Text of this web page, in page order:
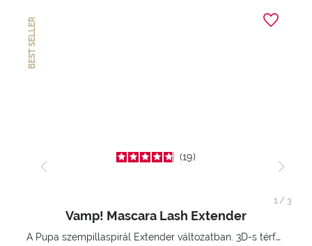
BEST SELLER
19
Vamp! Mascara Lash Extender
A Pupa szempillaspirál Extender változatban. 3D-s térfogatnövelő hatás. Hihetetlenül hosszú és göndör szempillák
1/ 3